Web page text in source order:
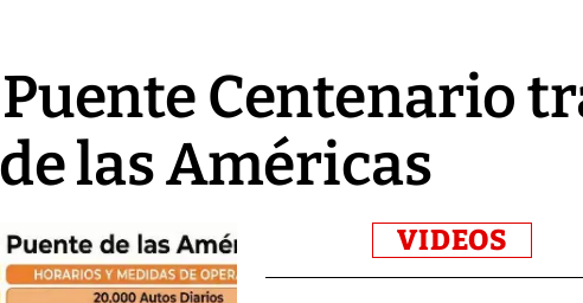
Centenario
las Américas
VIDEOS